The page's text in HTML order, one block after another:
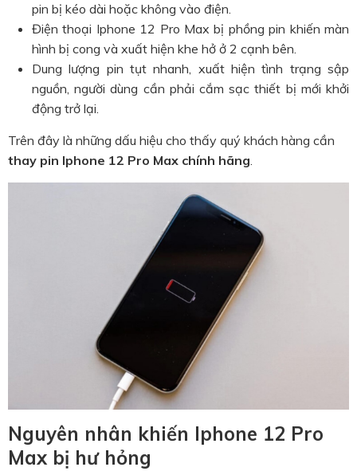
pin bị kéo dài hoặc không vào điện.
Điện thoại Iphone 12 Pro Max bị phồng pin khiến màn
hình bị cong và xuất hiện khe hở ở 2 cạnh bên.
Dung lượng pin tụt nhanh, xuất hiện tình trạng sập
nguồn, người dùng cần phải cắm sạc thiết bị mới khởi
động trở lại.
Trên đây là những dấu hiệu cho thấy quý khách hàng cần
thay pin Iphone 12 Pro Max chính hãng.
Nguyên nhân khiến Iphone 12 Pro
Max bị hư hỏng